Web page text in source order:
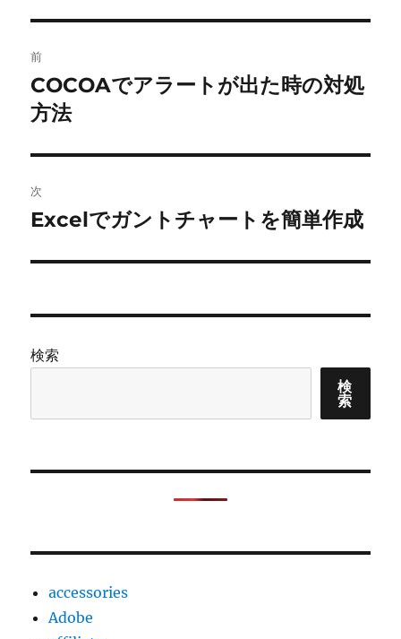
稿
ナ
ビ
ゲ
ー
シ
ン
前
前
の
稿:
COCOAでアラートが出た時の対処
方法
次
次
投
Excelでガントチャートを簡単作成
検索
検
索
accessories
Adobe